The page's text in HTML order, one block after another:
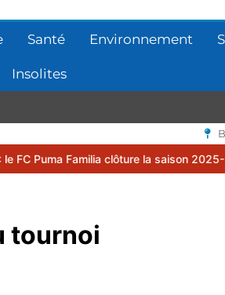
Santé Environnement
Insolites
la saison 2025-2026 par une
tournoi